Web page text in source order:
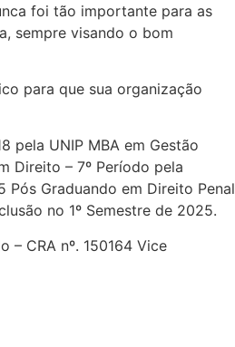
foi tão importante para as
sempre visando o bom
para que sua organização
pela UNIP MBA em Gestão
Direito – 7º Período pela
Pós Graduando em Direito Penal
no 1º Semestre de 2025.
– CRA nº. 150164 Vice